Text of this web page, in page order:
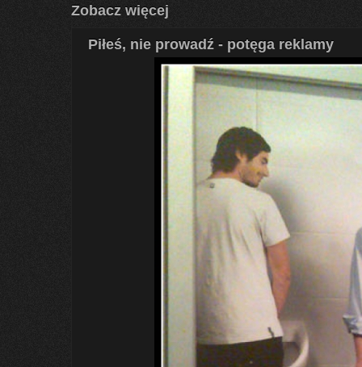
Zobacz więcej
Piłeś, nie prowadź - potęga reklamy